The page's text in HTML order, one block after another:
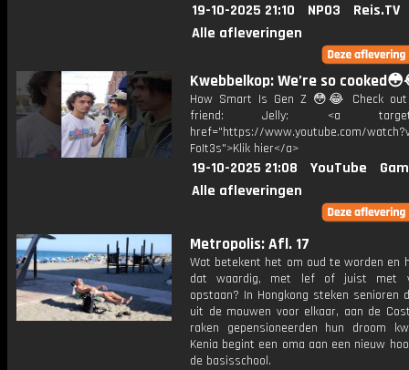
19-10-2025 21:10 NPO3
Reis.TV
Alle afleveringen
Kwebbelkop: We’re so
How Smart Is Gen Z 😳😂 Check
friend: Jelly: <a
href="https://www.youtube.com/
FoIt3s">Klik hier</a>
19-10-2025 21:08 YouTube
Alle afleveringen
Metropolis: Afl. 17
Wat betekent het om oud te worden en
dat waardig, met lef of juist met
opstaan? In Hongkong steken senioren
uit de mouwen voor elkaar, aan de
raken gepensioneerden hun droom
Kenia begint een oma aan een nieuw
de basisschool.